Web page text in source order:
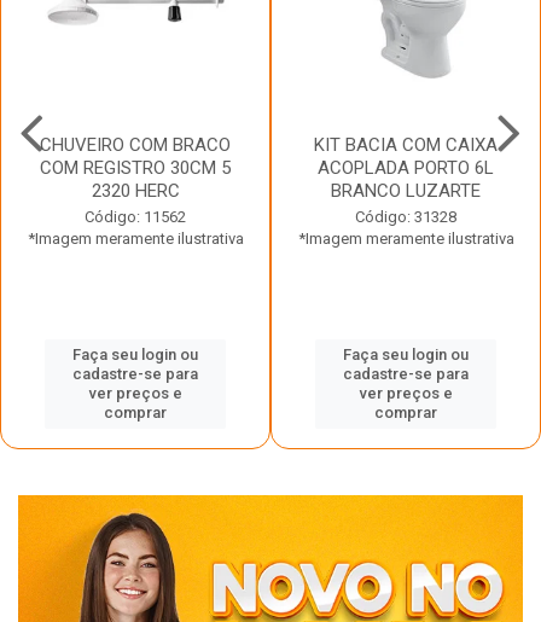
CHUVEIRO COM BRACO
COM REGISTRO 30CM 5
2320 HERC
Código: 11562
*Imagem meramente ilustrativa
Faça seu login ou
cadastre-se para
ver preços e
comprar
KIT BACIA COM CAIXA
ACOPLADA PORTO 6L
BRANCO LUZARTE
Código: 31328
*Imagem meramente ilustrativa
Faça seu login ou
cadastre-se para
ver preços e
comprar